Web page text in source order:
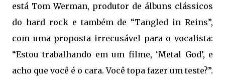
está Tom Werman, produtor de álbuns clássicos
do hard rock e também de “Tangled in Reins”,
com uma proposta irrecusável para o vocalista:
“Estou trabalhando em um filme, ‘Metal God’, e
acho que você é o cara. Você topa fazer um teste?”.